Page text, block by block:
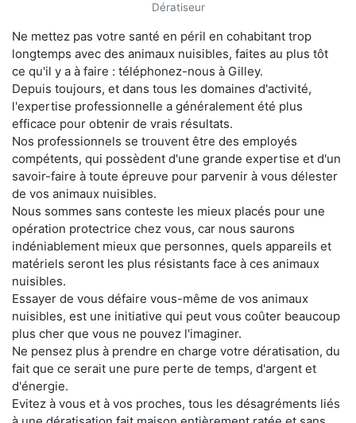
Dératiseur
Ne mettez pas votre santé en péril en cohabitant trop
longtemps avec des animaux nuisibles, faites au plus tôt
ce qu'il y a à faire : téléphonez-nous à Gilley.
Depuis toujours, et dans tous les domaines d'activité,
l'expertise professionnelle a généralement été plus
efficace pour obtenir de vrais résultats.
Nos professionnels se trouvent être des employés
compétents, qui possèdent d'une grande expertise et d'un
savoir-faire à toute épreuve pour parvenir à vous délester
de vos animaux nuisibles.
Nous sommes sans conteste les mieux placés pour une
opération protectrice chez vous, car nous saurons
indéniablement mieux que personnes, quels appareils et
matériels seront les plus résistants face à ces animaux
nuisibles.
Essayer de vous défaire vous-même de vos animaux
nuisibles, est une initiative qui peut vous coûter beaucoup
plus cher que vous ne pouvez l'imaginer.
Ne pensez plus à prendre en charge votre dératisation, du
fait que ce serait une pure perte de temps, d'argent et
d'énergie.
Evitez à vous et à vos proches, tous les désagréments liés